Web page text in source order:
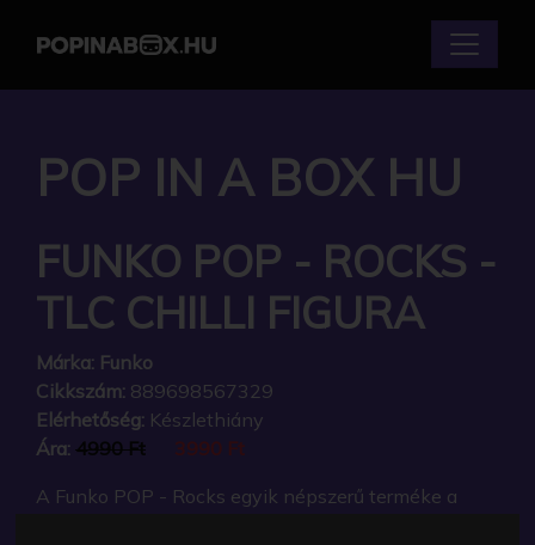
POP IN A BOX HU
FUNKO POP - ROCKS -
TLC CHILLI FIGURA
Márka: Funko
Cikkszám: 889698567329
Elérhetőség: Készlethiány
Ára: 4990 Ft
3990 Ft
A Funko POP - Rocks egyik népszerű terméke a